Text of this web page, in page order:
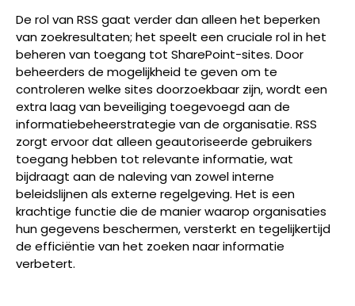
De rol van RSS gaat verder dan alleen het beperken
van zoekresultaten; het speelt een cruciale rol in het
beheren van toegang tot SharePoint-sites. Door
beheerders de mogelijkheid te geven om te
controleren welke sites doorzoekbaar zijn, wordt een
extra laag van beveiliging toegevoegd aan de
informatiebeheerstrategie van de organisatie. RSS
zorgt ervoor dat alleen geautoriseerde gebruikers
toegang hebben tot relevante informatie, wat
bijdraagt aan de naleving van zowel interne
beleidslijnen als externe regelgeving. Het is een
krachtige functie die de manier waarop organisaties
hun gegevens beschermen, versterkt en tegelijkertijd
de efficiëntie van het zoeken naar informatie
verbetert.